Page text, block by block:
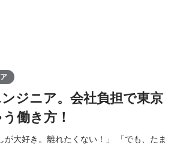
ジニア。会社負担で東京
働き方！
が大好き。離れたくない！」 「でも、たま